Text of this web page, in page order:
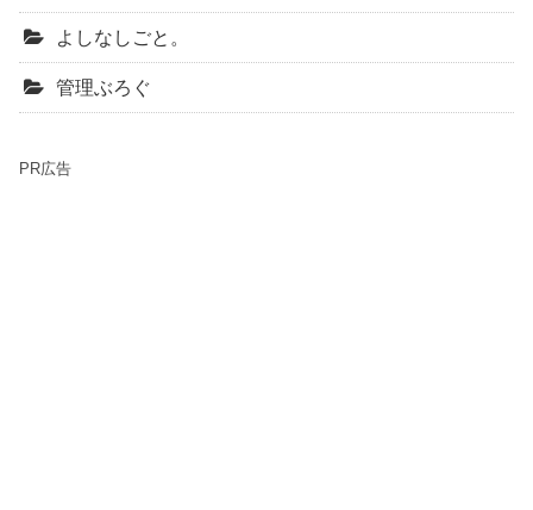
よしなしごと。
管理ぶろぐ
PR広告